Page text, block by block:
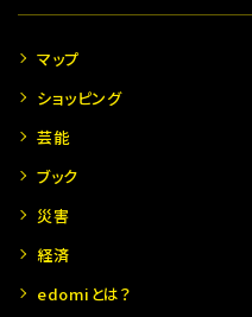
マップ
ショッピング
芸能
ブック
災害
経済
edomiとは？